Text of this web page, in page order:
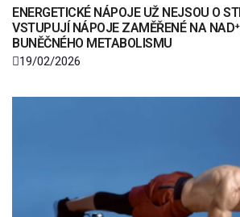
ENERGETICKÉ NÁPOJE UŽ NEJSOU O
VSTUPUJÍ NÁPOJE ZAMĚŘENÉ NA
BUNĚČNÉHO METABOLISMU
19/02/2026